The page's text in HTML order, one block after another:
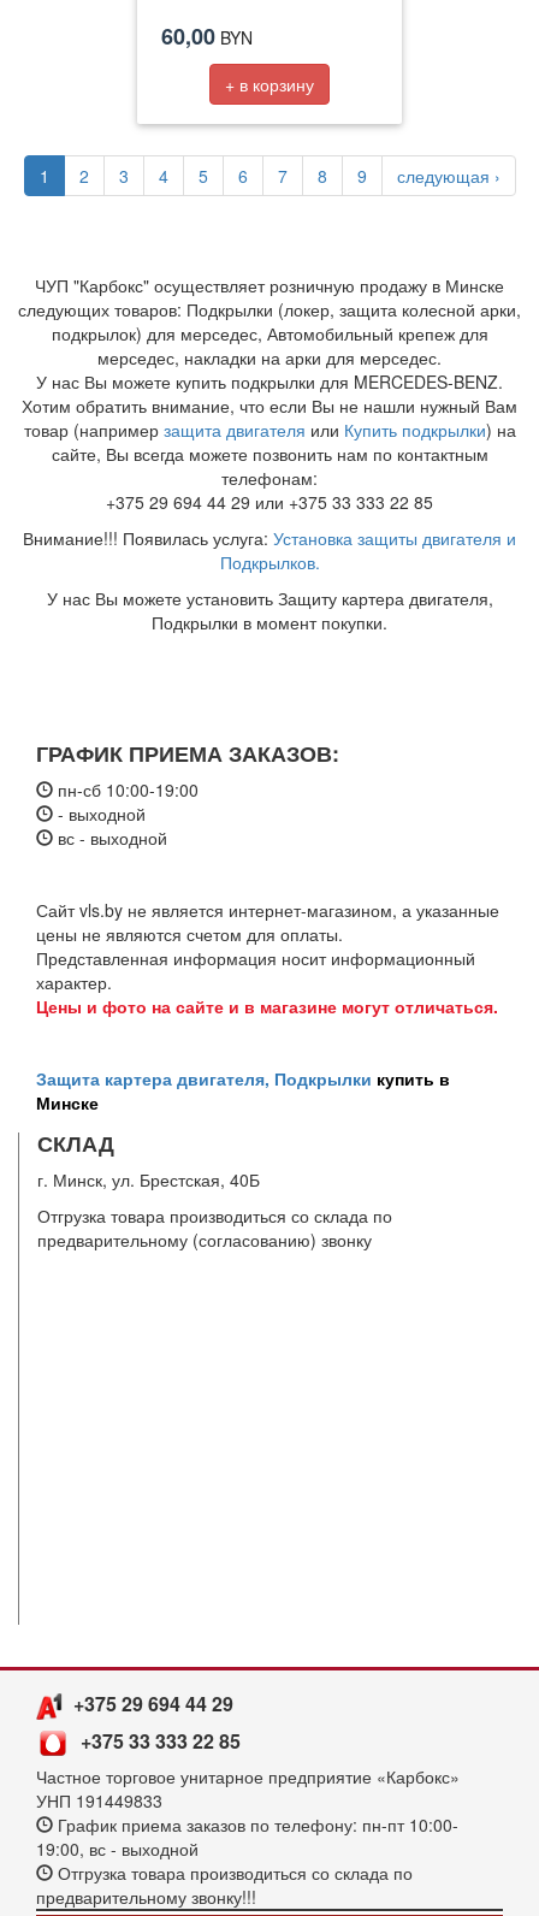
60,00 BYN
+ в корзину
1 2 3 4 5 6 7 8 9 следующая ›
ЧУП "Карбокс" осуществляет розничную продажу в Минске
следующих товаров: Подкрылки (локер, защита колесной арки,
подкрылок) для мерседес, Автомобильный крепеж для
мерседес, накладки на арки для мерседес.
У нас Вы можете купить подкрылки для MERCEDES-BENZ.
Хотим обратить внимание, что если Вы не нашли нужный Вам
товар (например защита двигателя или Купить подкрылки) на
сайте, Вы всегда можете позвонить нам по контактным
телефонам:
+375 29 694 44 29 или +375 33 333 22 85
Внимание!!! Появилась услуга: Установка защиты двигателя и
Подкрылков.
У нас Вы можете установить Защиту картера двигателя,
Подкрылки в момент покупки.
ГРАФИК ПРИЕМА ЗАКАЗОВ:
пн-сб 10:00-19:00
- выходной
вс - выходной
Сайт vls.by не является интернет-магазином, а указанные
цены не являются счетом для оплаты.
Представленная информация носит информационный
характер.
Цены и фото на сайте и в магазине могут отличаться.
Защита картера двигателя, Подкрылки купить в
Минске
СКЛАД
г. Минск, ул. Брестская, 40Б
Отгрузка товара производиться со склада по
предварительному (согласованию) звонку
+375 29 694 44 29
+375 33 333 22 85
Частное торговое унитарное предприятие «Карбокс»
УНП 191449833
График приема заказов по телефону: пн-пт 10:00-
19:00, вс - выходной
Отгрузка товара производиться со склада по
предварительному звонку!!!